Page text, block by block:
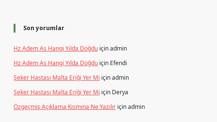
Son yorumlar
Hz Adem As Hangi Yılda Doğdu içinadmin
Hz Adem As Hangi Yılda Doğdu için Efendi
Şeker Hastası Malta Eriği Yer Mi içinadmin
Şeker Hastası Malta Eriği Yer Mi için Derya
Özgeçmiş Açıklama Kısmına Ne Yazılır içinadmin